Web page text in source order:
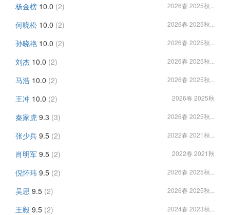
杨金榜 10.0 (2) 2026春 2025秋...
何晓松 10.0 (2) 2026春 2025秋...
孙晓艳 10.0 (2) 2026春 2025秋...
刘杰 10.0 (2) 2026春 2025秋...
马浩 10.0 (2) 2026春 2025秋...
王冲 10.0 (2) 2026春 2025秋
秦家虎 9.3 (3) 2026春 2025秋...
张少兵 9.5 (2) 2022春 2021秋...
肖明军 9.5 (2) 2022春 2021秋
倪怀玮 9.5 (2) 2026春 2025秋...
吴思 9.5 (2) 2026春 2025秋...
王毅 9.5 (2) 2024春 2023秋...